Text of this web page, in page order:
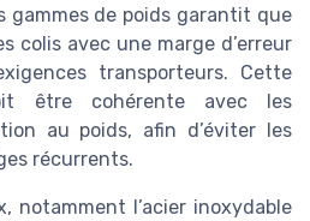
gammes de poids garantit que
colis avec une marge d’erreur
transporteurs. Cette
être cohérente avec les
au poids, afin d’éviter les
récurrents.
notamment l’acier inoxydable